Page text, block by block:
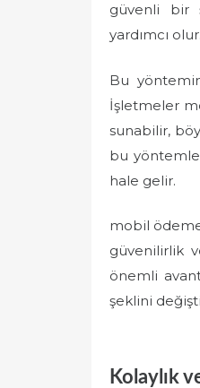
güvenli bir
yardımcı olur.
Bu
İşletmeler
sunabilir,
bu
hale gelir.
mobil
güvenilirlik
önemli
şeklini
Kolaylık